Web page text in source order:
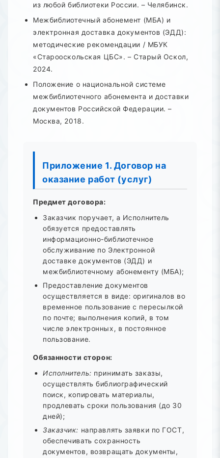
из любой библиотеки России. – Челябинск.
Межбиблиотечный абонемент (МБА) и
электронная доставка документов (ЭДД):
методические рекомендации / МБУК
«Старооскольская ЦБС». – Старый Оскол,
2024.
Положение о национальной системе
межбиблиотечного абонемента и доставки
документов Российской Федерации. –
Москва, 2018.
Приложение 1. Договор на
оказание работ (услуг)
Предмет договора:
Заказчик поручает, а Исполнитель
обязуется предоставлять
информационно-библиотечное
обслуживание по Электронной
доставке документов (ЭДД) и
межбиблиотечному абонементу (МБА);
Предоставление документов
осуществляется в виде: оригиналов во
временное пользование с пересылкой
по почте; выполнения копий, в том
числе электронных, в постоянное
пользование.
Обязанности сторон:
Исполнитель: принимать заказы,
осуществлять библиографический
поиск, копировать материалы,
продлевать сроки пользования (до 30
дней);
Заказчик: направлять заявки по ГОСТ,
обеспечивать сохранность
документов, возвращать документы,